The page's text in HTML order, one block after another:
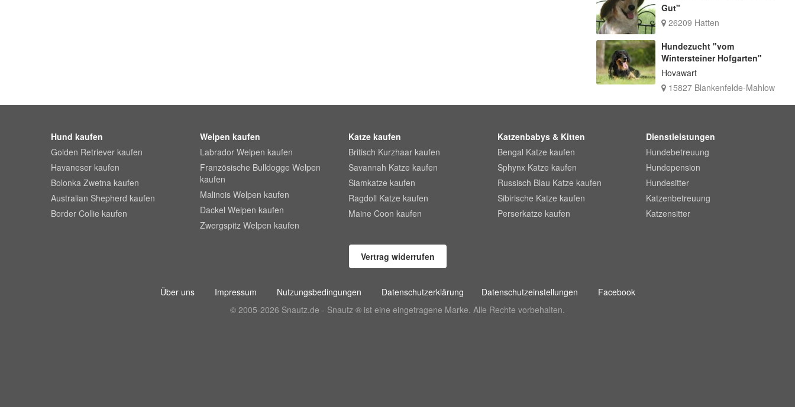
Gut"
26209 Hatten
Hundezucht "vom
Wintersteiner Hofgarten"
Hovawart
15827 Blankenfelde-Mahlow
Hund kaufen
Golden Retriever kaufen
Havaneser kaufen
Bolonka Zwetna kaufen
Australian Shepherd kaufen
Border Collie kaufen
Welpen kaufen
Labrador Welpen kaufen
Französische Bulldogge Welpen
kaufen
Malinois Welpen kaufen
Dackel Welpen kaufen
Zwergspitz Welpen kaufen
Katze kaufen
Britisch Kurzhaar kaufen
Savannah Katze kaufen
Siamkatze kaufen
Ragdoll Katze kaufen
Maine Coon kaufen
Katzenbabys & Kitten
Bengal Katze kaufen
Sphynx Katze kaufen
Russisch Blau Katze kaufen
Sibirische Katze kaufen
Perserkatze kaufen
Dienstleistungen
Hundebetreuung
Hundepension
Hundesitter
Katzenbetreuung
Katzensitter
Vertrag widerrufen
Über uns Impressum Nutzungsbedingungen Datenschutzerklärung Datenschutzeinstellungen
Facebook
© 2005-2026 Snautz.de - Snautz ® ist eine eingetragene Marke. Alle Rechte vorbehalten.